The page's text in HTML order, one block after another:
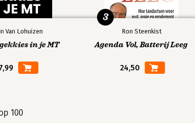
Van Lohuizen
in je MT
Ron Steenkist
Agenda Vol, Batterij Leeg
24,50
3
100